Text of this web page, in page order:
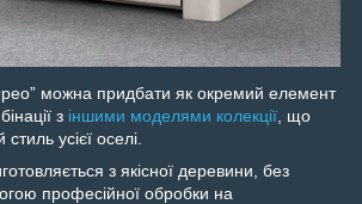
можна придбати як окремий елемент
з іншими моделями колекції , що
усієї оселі.
з якісної деревини, без
професійної обробки на